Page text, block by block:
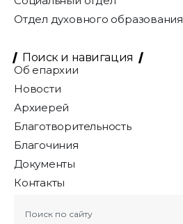
Отдел духовного образования
Поиск и навигация
Об епархии
Новости
Архиерей
Благотворительность
Благочиния
Документы
Контакты